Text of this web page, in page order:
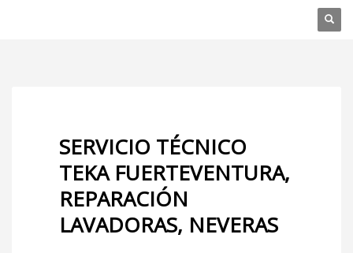
SERVICIO TÉCNICO
TEKA FUERTEVENTURA,
REPARACIÓN
LAVADORAS, NEVERAS